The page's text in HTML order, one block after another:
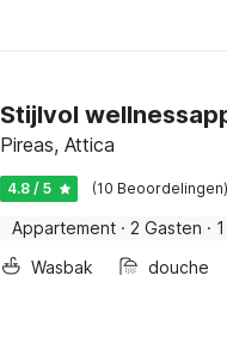
Stijlvol
Pireas, Attica
4.8 / 5 (10 Beoordelingen)
Appartement · 2 Gasten ·
Wasbak
douche